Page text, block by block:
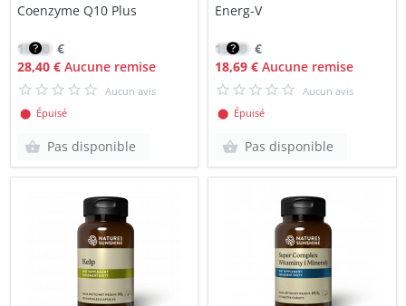
Coenzyme Q10 Plus
19,80 €
28,40 €Aucune remise
Aucun avis
⬤ Épuisé
Pas disponible
Energ-V
15,89 €
18,69 € Aucune remise
Aucun avis
⬤ Épuisé
Pas disponible